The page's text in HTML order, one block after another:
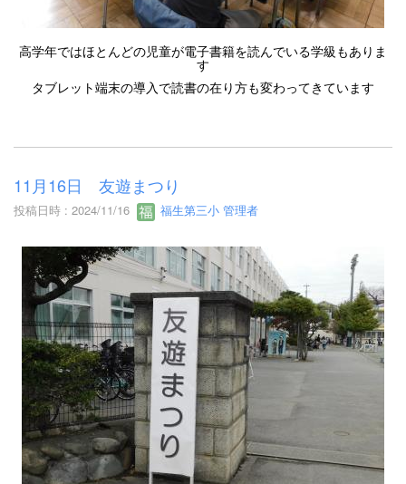
高学年ではほとんどの児童が電子書籍を読んでいる学級もありま
す
タブレット端末の導入で読書の在り方も変わってきています
11月16日 友遊まつり
投稿日時 : 2024/11/16 福生第三小 管理者